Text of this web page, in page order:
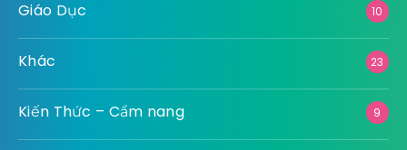
Giáo Dục 10
Khác 23
Kiến Thức – Cẩm nang 9